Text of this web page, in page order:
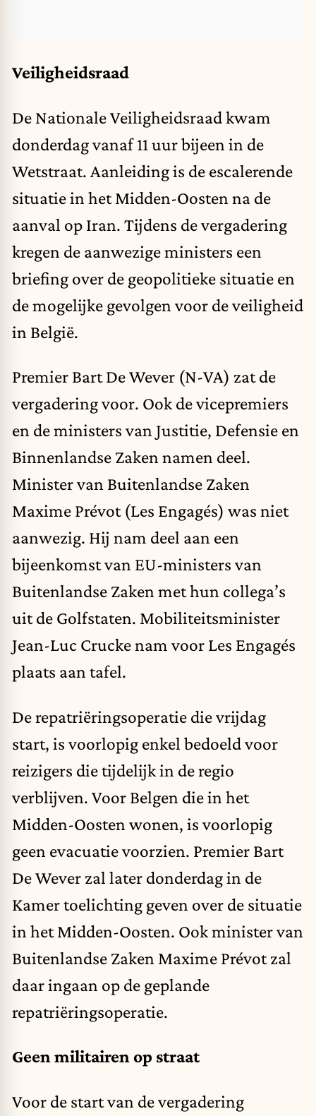
Veiligheidsraad
De Nationale Veiligheidsraad kwam
donderdag vanaf 11 uur bijeen in de
Wetstraat. Aanleiding is de escalerende
situatie in het Midden-Oosten na de
aanval op Iran. Tijdens de vergadering
kregen de aanwezige ministers een
briefing over de geopolitieke situatie en
de mogelijke gevolgen voor de veiligheid
in België.
Premier Bart De Wever (N-VA) zat de
vergadering voor. Ook de vicepremiers
en de ministers van Justitie, Defensie en
Binnenlandse Zaken namen deel.
Minister van Buitenlandse Zaken
Maxime Prévot (Les Engagés) was niet
aanwezig. Hij nam deel aan een
bijeenkomst van EU-ministers van
Buitenlandse Zaken met hun collega’s
uit de Golfstaten. Mobiliteitsminister
Jean-Luc Crucke nam voor Les Engagés
plaats aan tafel.
De repatriëringsoperatie die vrijdag
start, is voorlopig enkel bedoeld voor
reizigers die tijdelijk in de regio
verblijven. Voor Belgen die in het
Midden-Oosten wonen, is voorlopig
geen evacuatie voorzien. Premier Bart
De Wever zal later donderdag in de
Kamer toelichting geven over de situatie
in het Midden-Oosten. Ook minister van
Buitenlandse Zaken Maxime Prévot zal
daar ingaan op de geplande
repatriëringsoperatie.
Geen militairen op straat
Voor de start van de vergadering